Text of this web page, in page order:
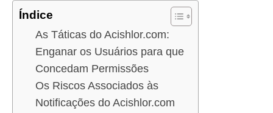
Índice
As Táticas do Acishlor.com:
Enganar os Usuários para que
Concedam Permissões
Os Riscos Associados às
Notificações do Acishlor.com